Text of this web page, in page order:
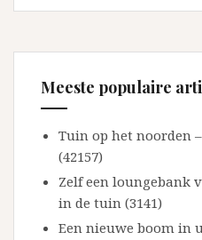
Meeste populaire
Tuin op het noorden
(42157)
Zelf een loungebank
in de tuin (3141)
Een nieuwe boom in